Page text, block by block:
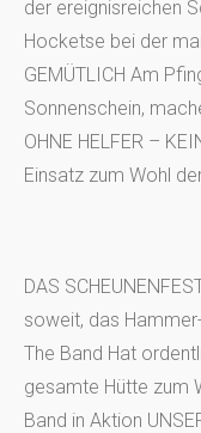
der ereignisreichen
Hocketse bei der
GEMÜTLICH Am
Sonnenschein,
OHNE HELFER –
Einsatz zum Wohl
DAS
soweit, das
The Band Hat
gesamte Hütte zum
Band in Aktion